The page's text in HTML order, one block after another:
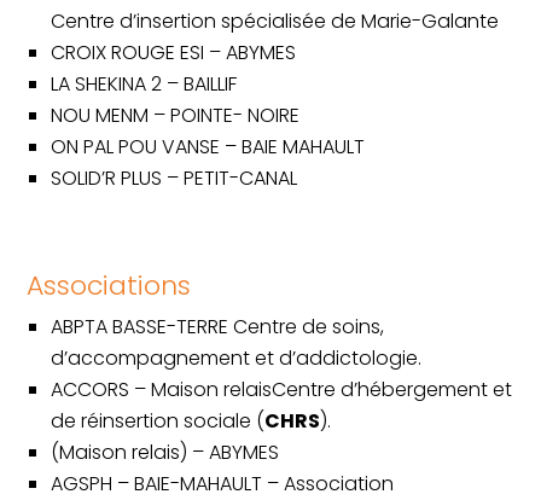
Accueil
La
Banque
Alimentaire
Actualités
Centre d’insertion spécialisée de Marie-Galante
CROIX ROUGE ESI – ABYMES
LA SHEKINA 2 – BAILLIF
NOU MENM – POINTE- NOIRE
ON PAL POU VANSE – BAIE MAHAULT
SOLID’R PLUS – PETIT-CANAL
Associations
ABPTA BASSE-TERRECentre de soins,
d’accompagnement et d’addictologie.
ACCORS –Maison relaisCentre d’hébergement et
de réinsertion sociale (CHRS).
(Maison relais) – ABYMES
AGSPH – BAIE-MAHAULT –Association